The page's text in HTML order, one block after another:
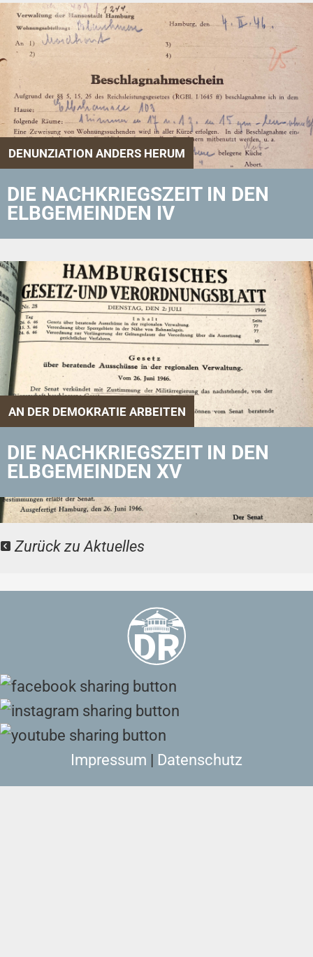
DENUNZIATION ANDERS HERUM
DIE NACHKRIEGSZEIT IN DEN
ELBGEMEINDEN IV
AN DER DEMOKRATIE ARBEITEN
DIE NACHKRIEGSZEIT IN DEN
ELBGEMEINDEN XV
Zurück zu Aktuelles
Impressum Datenschutz